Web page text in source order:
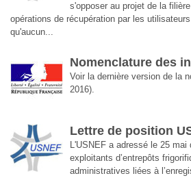
s'opposer au projet de la
opérations de récupération par les
qu'aucun...
Nomenclature des
Voir la dernière version de la
2016).
Lettre de position
L'USNEF a adressé le 25 mai
exploitants d’entrepôts
administratives liées à